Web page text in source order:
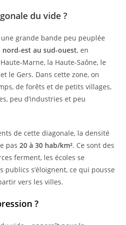
du vide ?
grande bande peu peuplée
nord-est au sud-ouest, en
Marne, la Haute-Saône, le
le Gers. Dans cette zone, on
de forêts et de petits villages,
peu d’industries et peu
de cette diagonale, la densité
pas20 à 30 hab/km². Ce sont des
ferment, les écoles se
publics s’éloignent, ce qui pousse
vers les villes.
?